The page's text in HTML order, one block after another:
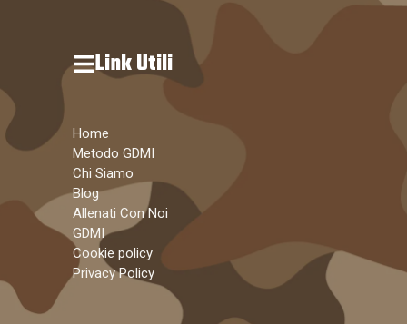
Link Utili
Home
Metodo GDMI
Chi Siamo
Blog
Allenati Con Noi
GDMI
Cookie policy
Privacy Policy